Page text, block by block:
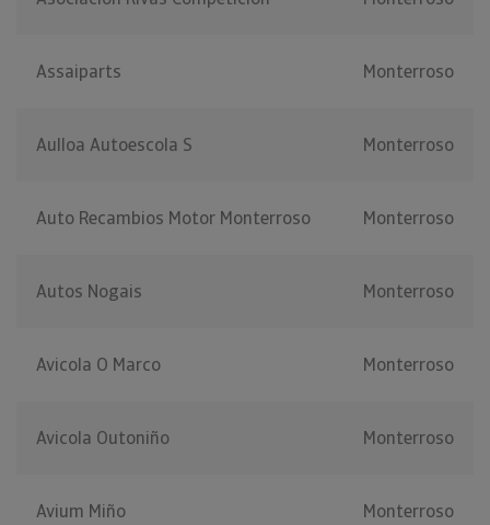
Assaiparts Monterroso
Aulloa Autoescola S Monterroso
Auto Recambios Motor Monterroso Monterroso
Autos Nogais Monterroso
Avicola O Marco Monterroso
Avicola Outoniño Monterroso
Avium Miño Monterroso